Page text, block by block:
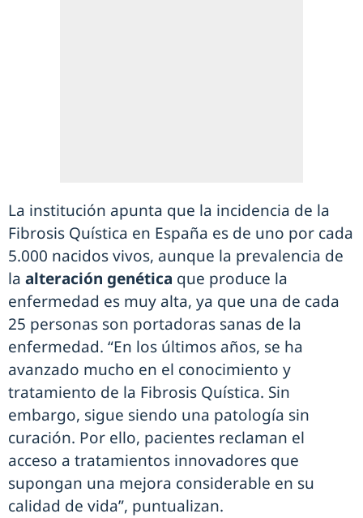
La institución apunta que la incidencia de la
Fibrosis Quística en España es de uno por cada
5.000 nacidos vivos, aunque la prevalencia de
la alteración genética que produce la
enfermedad es muy alta, ya que una de cada
25 personas son portadoras sanas de la
enfermedad. “En los últimos años, se ha
avanzado mucho en el conocimiento y
tratamiento de la Fibrosis Quística. Sin
embargo, sigue siendo una patología sin
curación. Por ello, pacientes reclaman el
acceso a tratamientos innovadores que
supongan una mejora considerable en su
calidad de vida”, puntualizan.